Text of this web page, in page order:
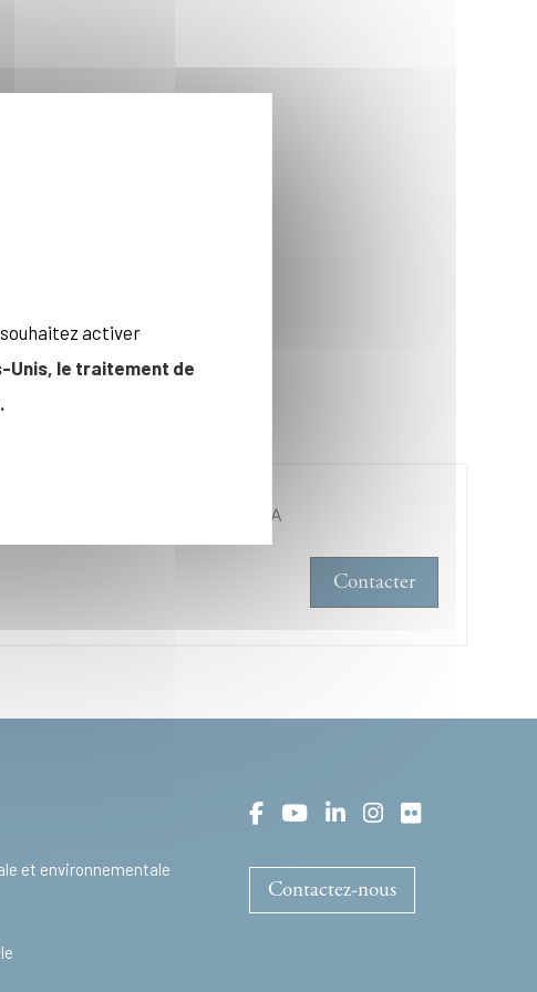
CA/DER/DEP/MECA
Contacter
et environnementale
Contactez-nous
souhaitez activer
Unis, le traitement de